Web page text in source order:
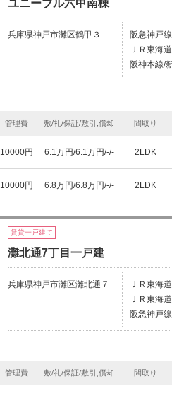
ユニーブル六甲南棟
兵庫県神戸市灘区鶴甲３
阪急神戸
ＪＲ東海
阪神本線/
管理費 敷/礼/保証/敷引,償却 間取り
10000円 6.1万円/6.1万円/-/- 2LDK
10000円 6.8万円/6.8万円/-/- 2LDK
賃貸一戸建て
灘北通7丁目一戸建
兵庫県神戸市灘区灘北通７
ＪＲ東海
ＪＲ東海
阪急神戸
管理費 敷/礼/保証/敷引,償却 間取り